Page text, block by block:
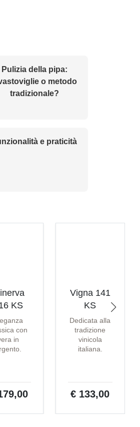
Pulizia della pipa:
o metodo
tradizionale?
e praticità
KS
con
in
Vigna 141
KS
Dedicata alla
tradizione
vinicola
italiana.
€ 133,00